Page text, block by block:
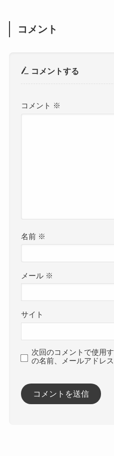
コメント
コメントする
コメント ※
名前 ※
メール ※
サイト
次回のコメントで使用
の名前、メールアドレ